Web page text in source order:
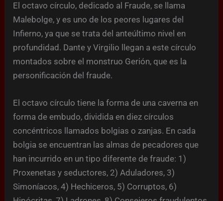
El octavo círculo, dedicado al Fraude, se llama
Malebolge, y es uno de los peores lugares del
Infierno, ya que se trata del anteúltimo nivel en
profundidad. Dante y Virgilio llegan a este círculo
montados sobre el monstruo Gerión, que es la
personificación del fraude.
El octavo círculo tiene la forma de una caverna en
forma de embudo, dividida en diez círculos
concéntricos llamados bolgias o zanjas. En cada
bolgia se encuentran las almas de pecadores que
han incurrido en un tipo diferente de fraude: 1)
Proxenetas y seductores, 2) Aduladores, 3)
Simoníacos, 4) Hechiceros, 5) Corruptos, 6)